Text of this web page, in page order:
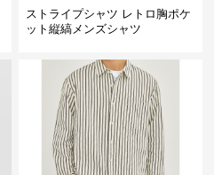
ストライプシャツ レトロ胸ポケ
ット縦縞メンズシャツ